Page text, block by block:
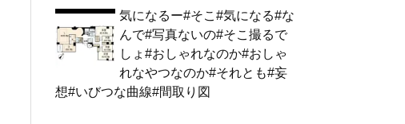
気になるー#そこ#気になる#な
んで#写真ないの#そこ撮るで
しょ#おしゃれなのか#おしゃ
れなやつなのか#それとも#妄
想#いびつな曲線#間取り図